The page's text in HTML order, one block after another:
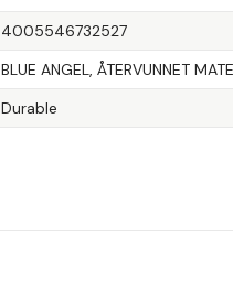
4005546732527
BLUE ANGEL, ÅTERVUNNET
Durable